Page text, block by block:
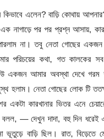
কিভাবে এলেন? বাড়ি কোথায়
এক নাগাড়ে পর পর প্রশ্ন আসায়,
না। তবু নেতা গোছের
পরিচয়ের কথা, গত কালকের
একজন আমার অবস্থা দেখে গরম
হলাম। নেতা গোছের লোক টি
একটা কারখানার ভিতর এনে
বলল, — দেখুন দাদা, বহু দিন ধরেই
ভূতুড়ে বাড়ি ছিল। রাত, বিড়েতে